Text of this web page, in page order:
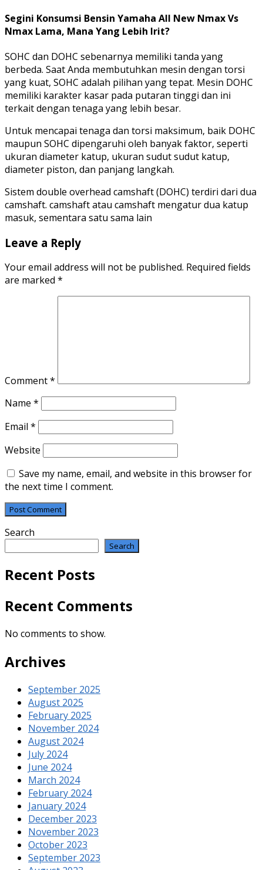
Segini Konsumsi Bensin Yamaha All New Nmax Vs
Nmax Lama, Mana Yang Lebih Irit?
SOHC dan DOHC sebenarnya memiliki tanda yang
berbeda. Saat Anda membutuhkan mesin dengan torsi
yang kuat, SOHC adalah pilihan yang tepat. Mesin DOHC
memiliki karakter kasar pada putaran tinggi dan ini
terkait dengan tenaga yang lebih besar.
Untuk mencapai tenaga dan torsi maksimum, baik DOHC
maupun SOHC dipengaruhi oleh banyak faktor, seperti
ukuran diameter katup, ukuran sudut sudut katup,
diameter piston, dan panjang langkah.
Sistem double overhead camshaft (DOHC) terdiri dari dua
camshaft. camshaft atau camshaft mengatur dua katup
masuk, sementara satu sama lain
Leave a Reply
Your email address will not be published. Required fields
are marked *
Comment*
Name *
Email *
Website
Save my name, email, and website in this browser for
the next time I comment.
Search
Search
Recent Posts
Recent Comments
No comments to show.
Archives
September 2025
August 2025
February 2025
November 2024
August 2024
July 2024
June 2024
March 2024
February 2024
January 2024
December 2023
November 2023
October 2023
September 2023